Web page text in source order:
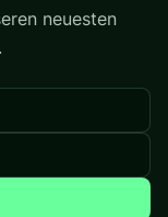
neuesten